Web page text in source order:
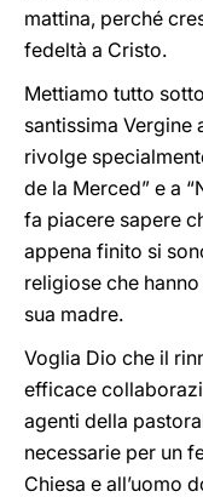
mattina, perché
fedeltà a Cristo.
Mettiamo tutto
santissima
rivolge
de la Merced” e a
fa piacere sapere
appena finito si
religiose che
sua madre.
Voglia Dio che il
efficace
agenti della
necessarie per un
Chiesa e all’uomo